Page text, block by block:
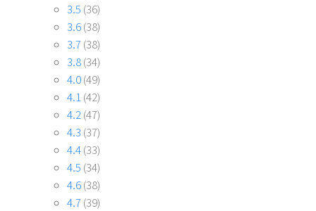
3.5 (36)
3.6(38)
3.7 (38)
3.8(34)
4.0(49)
4.1 (42)
4.2 (47)
4.3 (37)
4.4(33)
4.5 (34)
4.6(38)
4.7 (39)